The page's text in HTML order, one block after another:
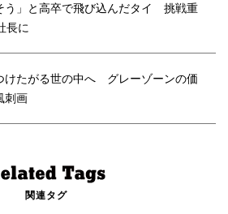
う」と高卒で飛び込んだタイ 挑戦重
長に
けたがる世の中へ グレーゾーンの価
刺画
関連タグ